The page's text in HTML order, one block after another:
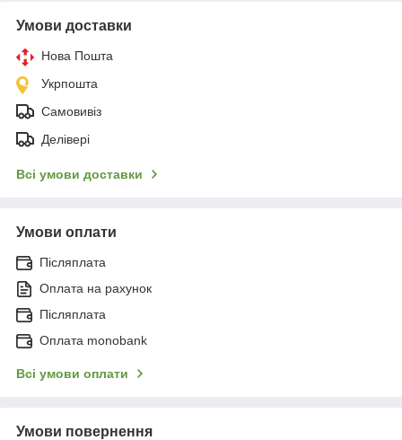
Умови доставки
Нова Пошта
Укрпошта
Самовивіз
Делівері
Всі умови доставки
Умови оплати
Післяплата
Оплата на рахунок
Післяплата
Оплата monobank
Всі умови оплати
Умови повернення